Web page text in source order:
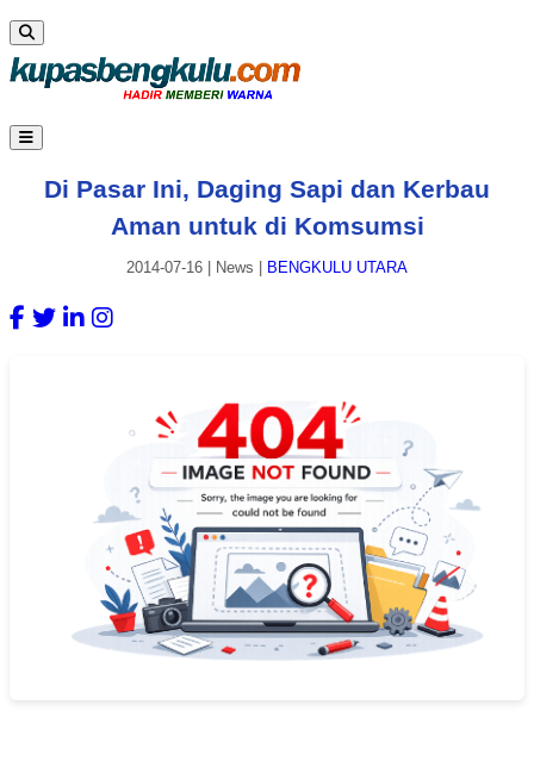
Di Pasar Ini, Daging Sapi dan Kerbau
Aman untuk di Komsumsi
2014-07-16 News BENGKULU UTARA